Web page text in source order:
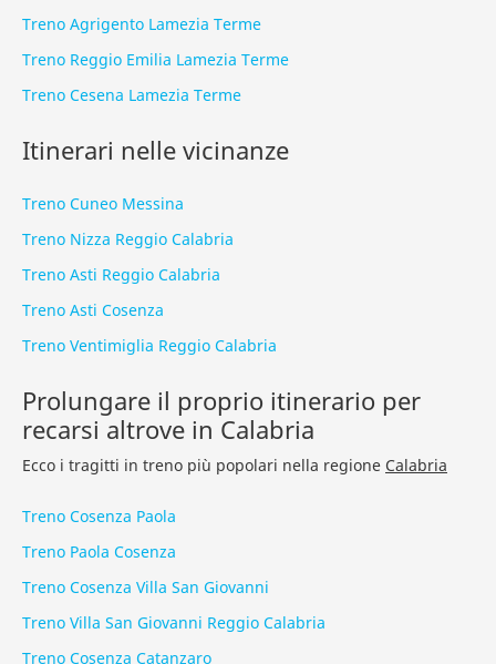
Treno Agrigento Lamezia Terme
Treno Reggio Emilia Lamezia Terme
Treno Cesena Lamezia Terme
Itinerari nelle vicinanze
Treno Cuneo Messina
Treno Nizza Reggio Calabria
Treno Asti Reggio Calabria
Treno Asti Cosenza
Treno Ventimiglia Reggio Calabria
Prolungare il proprio itinerario per
recarsi altrove in Calabria
Ecco i tragitti in treno più popolari nella regione Calabria
Treno Cosenza Paola
Treno Paola Cosenza
Treno Cosenza Villa San Giovanni
Treno Villa San Giovanni Reggio Calabria
Treno Cosenza Catanzaro